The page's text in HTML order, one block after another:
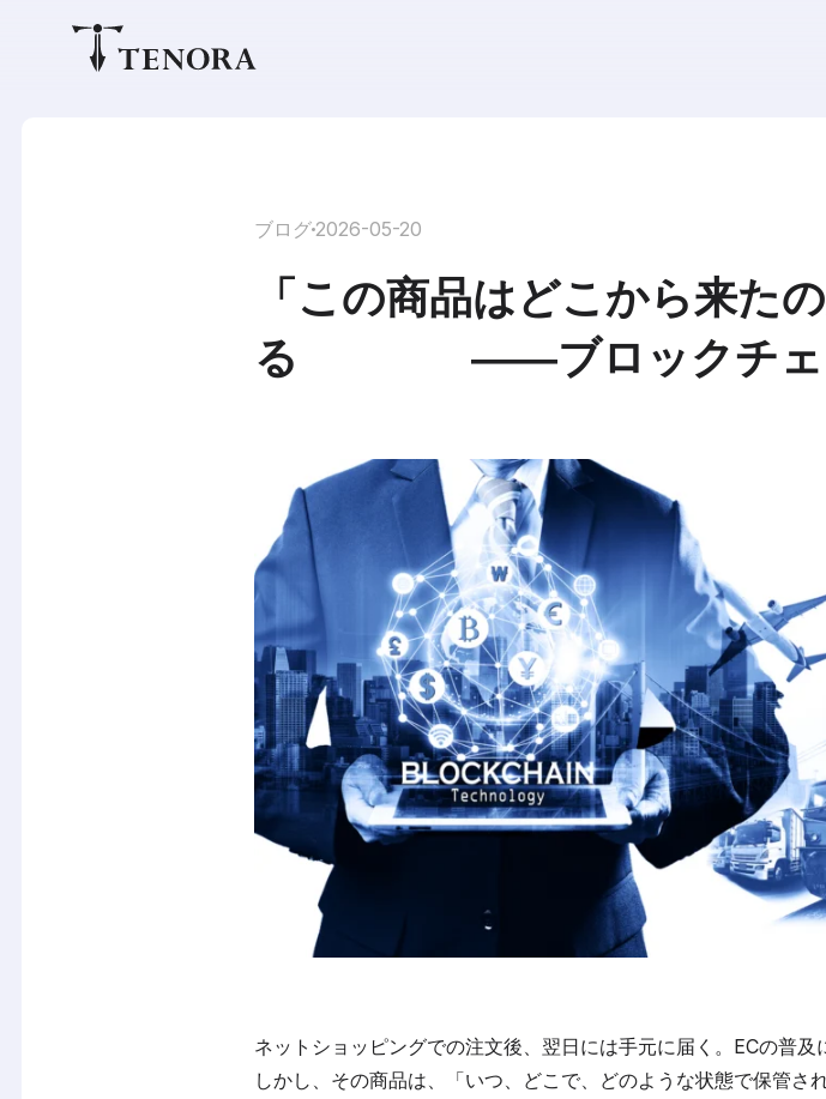
ブログ2026-05-20
「この商品はどこから来た
る ――ブロックチェー
ネットショッピングでの注文後、翌日には手元に届く。ECの普及
しかし、その商品は、「いつ、どこで、どのような状態で保管